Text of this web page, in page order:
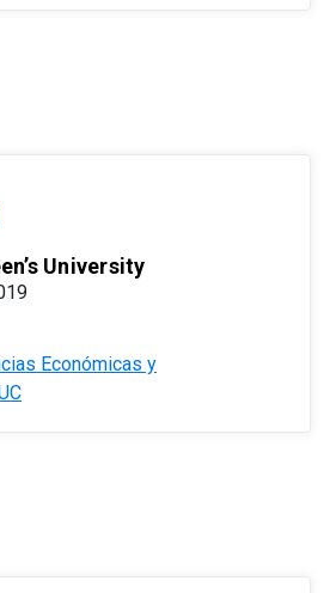
University
Económicas y